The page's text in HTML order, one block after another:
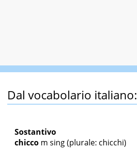
Dal vocabolario italiano:
Sostantivo
chicco m sing(plurale: chicchi)